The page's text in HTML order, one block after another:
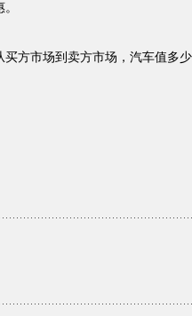
市场到卖方市场，汽车值多少